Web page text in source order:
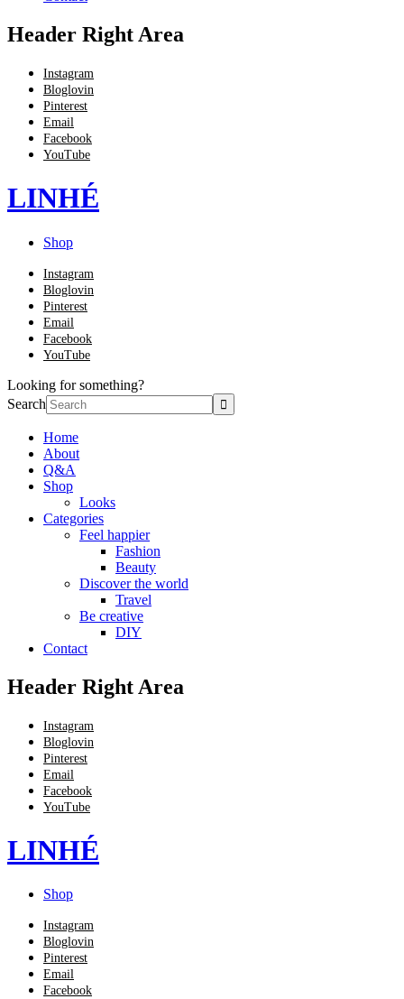
Header Right Area
Instagram
Bloglovin
Pinterest
Email
Facebook
YouTube
LINHÉ
Shop
Instagram
Bloglovin
Pinterest
Email
Facebook
YouTube
Looking for something?
Search
Home
About
Q&A
Shop
Looks
Categories
Feel happier
Fashion
Beauty
Discover the world
Travel
Be creative
DIY
Contact
Header Right Area
Instagram
Bloglovin
Pinterest
Email
Facebook
YouTube
LINHÉ
Shop
Instagram
Bloglovin
Pinterest
Email
Facebook